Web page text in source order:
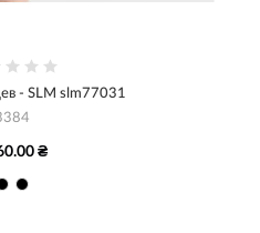
- SLM slm77031
₴